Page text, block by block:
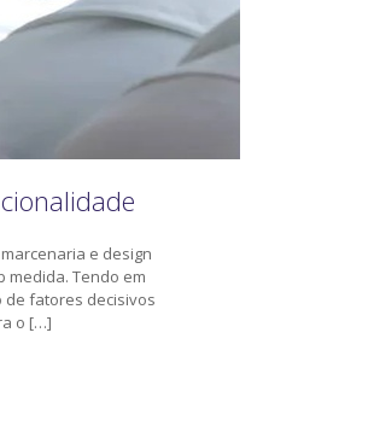
e design
medida. Tendo em
de fatores decisivos
o […]